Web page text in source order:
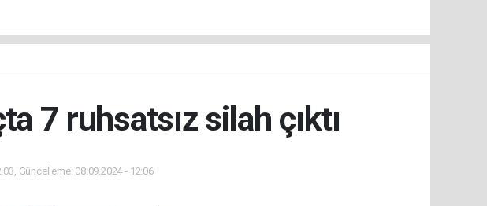
7 ruhsatsız silah çıktı
Güncelleme: 08.09.2024 - 12:06